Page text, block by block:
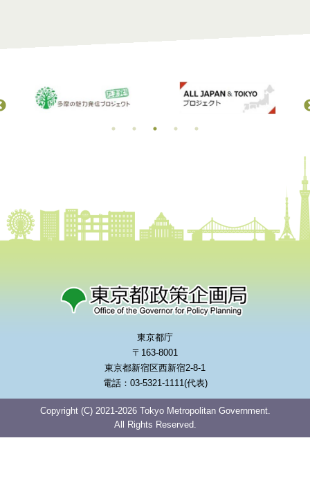
東京都庁
〒163-8001
東京都新宿区西新宿2-8-1
電話：03-5321-1111(代表)
Copyright (C) 2021-2026 Tokyo Metropolitan Government.
All Rights Reserved.